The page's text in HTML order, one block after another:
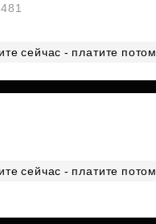
сейчас - платите потом
сейчас - платите потом